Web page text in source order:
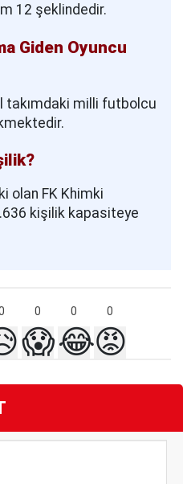
12 şeklindedir.
Giden Oyuncu
takımdaki milli futbolcu
olan FK Khimki
kişilik kapasiteye
0 0 0
😱😂😡